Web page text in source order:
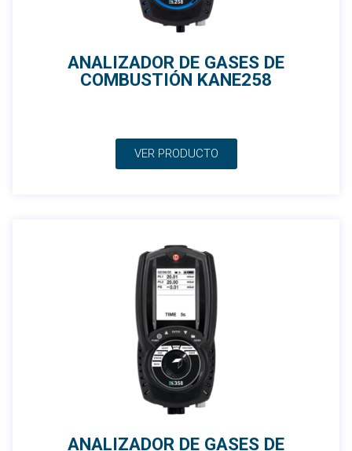
ANALIZADOR DE GASES DE
COMBUSTIÓN KANE258
VER PRODUCTO
ANALIZADOR DE GASES DE